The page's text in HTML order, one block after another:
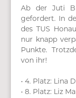
Ab der Juti B
gefordert. In
des TUS
nur knapp
Punkte.
von ihr!
• 4. Platz: Lina
• 8. Platz: Liz